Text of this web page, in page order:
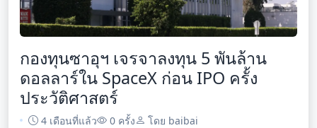
กองทุนซาอุฯ เจรจาลงทุน 5 พันล้าน
ดอลลาร์ใน SpaceX ก่อน IPO ครั้ง
ประวัติศาสตร์
4 เดือนที่แล้ว 0 ครั้ง โดย baibai